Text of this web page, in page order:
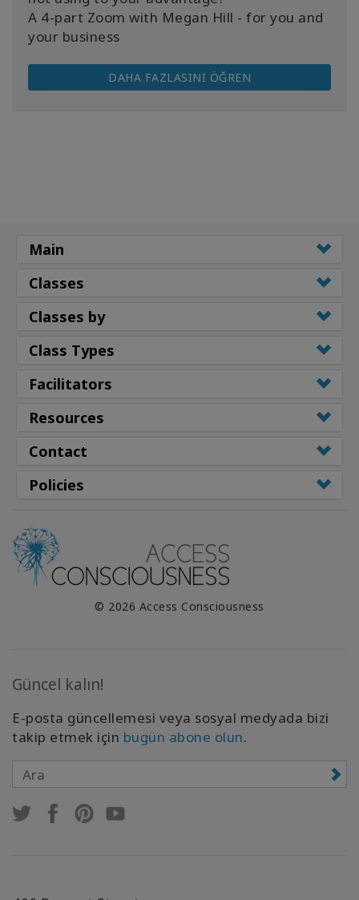
A 4-part Zoom with Megan Hill - for you and
your business
DAHA FAZLASINI ÖĞREN
Main
Classes
Classes by
Class Types
Facilitators
Resources
Contact
Policies
© 2026 Access Consciousness
Güncel kalın!
E-posta güncellemesi veya sosyal medyada bizi
takip etmek için bugün abone olun.